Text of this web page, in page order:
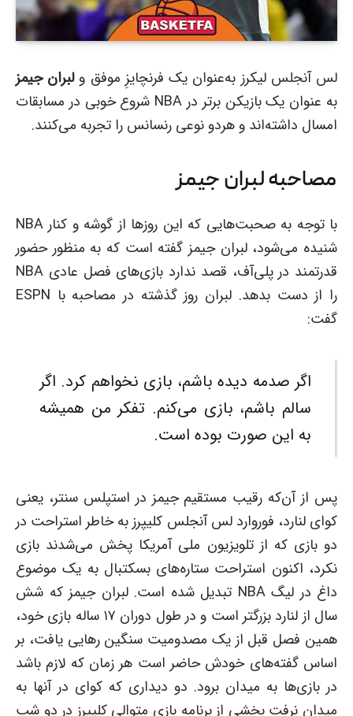
لس آنجلس لیکرز به‌عنوان یک فرنچایزِ موفق ولبران جیمز
به ‌عنوان یک بازیکن برتر در NBA شروع خوبی در مسابقات
امسال داشته‌اند و هردو نوعی رنسانس را تجربه می‌کنند.
مصاحبه لبران جیمز
با توجه به صحبت‌هایی که این روزها از گوشه ‌و کنار NBA
شنیده می‌شود، لبران جیمز گفته است که به ‌منظور حضور
قدرتمند در پلی‌آف، قصد ندارد بازی‌های فصل عادی NBA
را از دست بدهد. لبران روز گذشته در مصاحبه با ESPN
گفت:
اگر صدمه دیده باشم، بازی نخواهم کرد. اگر
سالم باشم، بازی می‌کنم. تفکر من همیشه
به این صورت بوده است.
پس از آن‌که رقیب مستقیم جیمز در استپلس سنتر، یعنی
کوای لنارد، فوروارد لس آنجلس کلیپرز به ‌خاطر استراحت در
دو بازی که از تلویزیون ملی آمریکا پخش می‌شدند بازی
نکرد، اکنون استراحت ستاره‌های بسکتبال به یک موضوع
داغ در لیگ NBA تبدیل شده است. لبران جیمز که شش
سال از لنارد بزرگتر است و در طول دوران ۱۷ ساله بازی خود،
همین فصل قبل از یک مصدومیت سنگین رهایی یافت، بر
اساس گفته‌های خودش حاضر است هر زمان که لازم باشد
در بازی‌ها به میدان برود. دو دیداری که کوای در آنها به
میدان نرفت بخشی از برنامه بازی متوالی کلیپرز در دو شب